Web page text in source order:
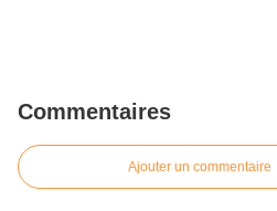
Commentaires
Ajouter un commentaire